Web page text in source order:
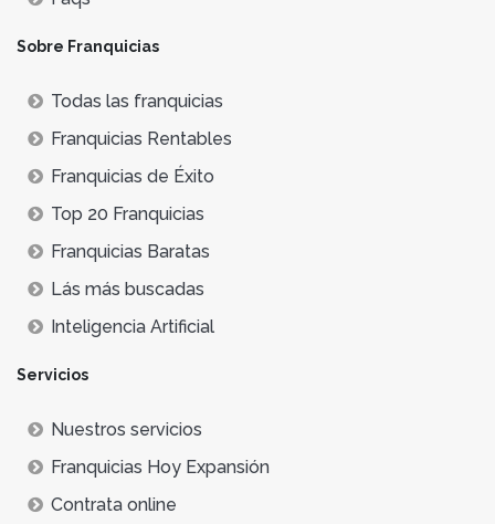
Sobre Franquicias
Todas las franquicias
Franquicias Rentables
Franquicias de Éxito
Top 20 Franquicias
Franquicias Baratas
Lás más buscadas
Inteligencia Artificial
Servicios
Nuestros servicios
Franquicias Hoy Expansión
Contrata online